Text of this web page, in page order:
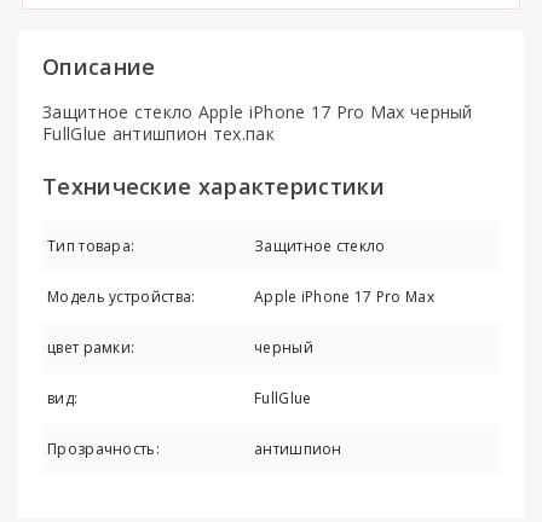
Описание
Защитное стекло Apple iPhone 17 Pro Max черный
FullGlue антишпион тех.пак
Технические характеристики
Тип товара: Защитное стекло
Модель устройства: Apple iPhone 17 Pro Max
цвет рамки: черный
вид: FullGlue
Прозрачность: антишпион